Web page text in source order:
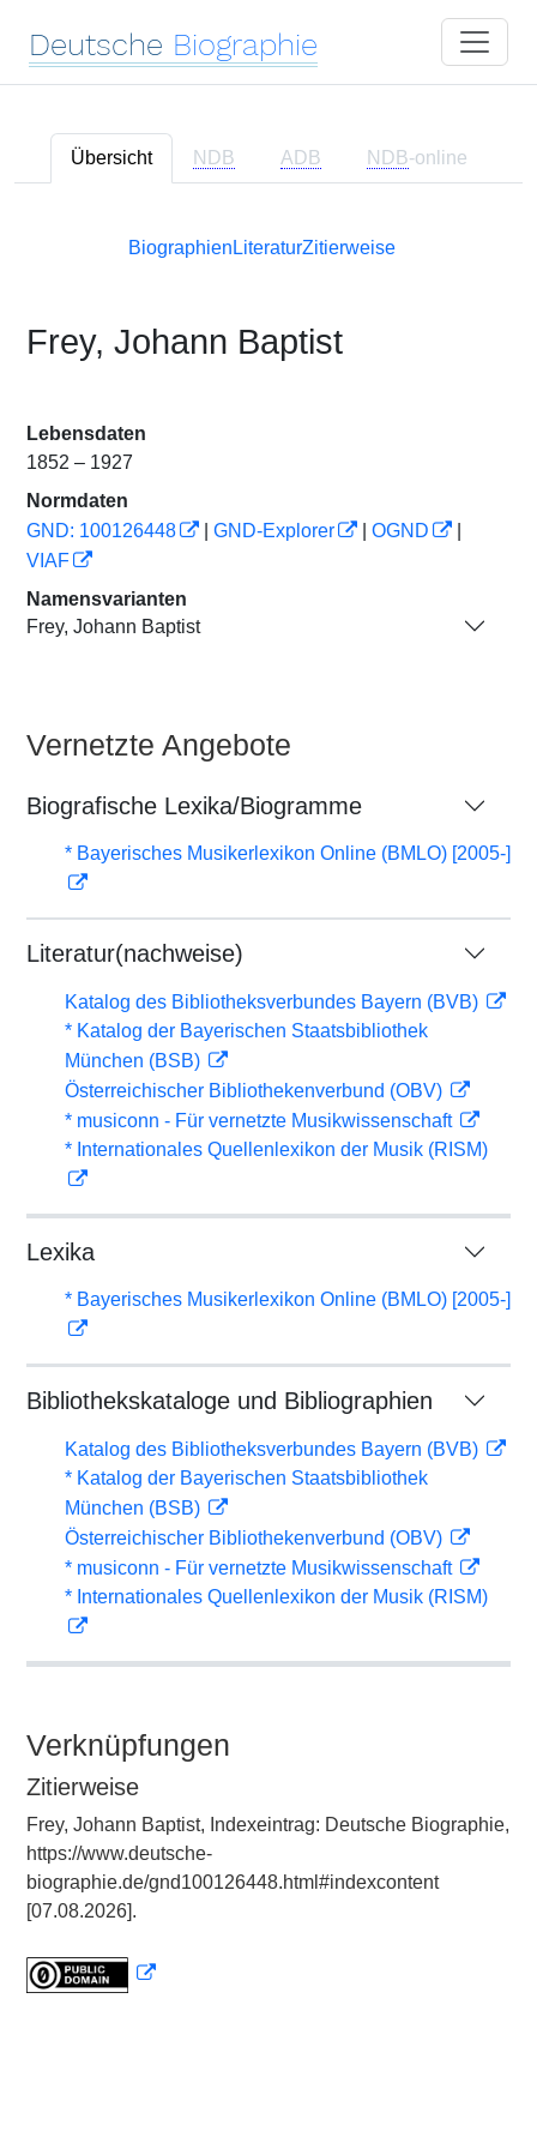
Deutsche Biographie
Übersicht NDB ADB NDB-online
Biographien LiteraturZitierweise
Frey, Johann Baptist
Lebensdaten
1852 – 1927
Normdaten
GND: 100126448
GND-Explorer OGND
VIAF
Namensvarianten
Frey, Johann Baptist
Vernetzte Angebote
Biografische Lexika/Biogramme
* Bayerisches Musikerlexikon Online (BMLO) [2005-]
Literatur(nachweise)
Katalog des Bibliotheksverbundes Bayern (BVB)
* Katalog der Bayerischen Staatsbibliothek
München (BSB)
Österreichischer Bibliothekenverbund (OBV)
* musiconn - Für vernetzte Musikwissenschaft
* Internationales Quellenlexikon der Musik (RISM)
Lexika
* Bayerisches Musikerlexikon Online (BMLO) [2005-]
Bibliothekskataloge und Bibliographien
Katalog des Bibliotheksverbundes Bayern (BVB)
* Katalog der Bayerischen Staatsbibliothek
München (BSB)
Österreichischer Bibliothekenverbund (OBV)
* musiconn - Für vernetzte Musikwissenschaft
* Internationales Quellenlexikon der Musik (RISM)
Verknüpfungen
Zitierweise
Frey, Johann Baptist, Indexeintrag: Deutsche Biographie,
https://www.deutsche-
biographie.de/gnd100126448.html#indexcontent
[07.08.2026].